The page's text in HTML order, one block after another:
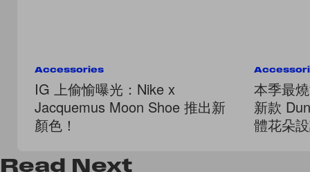
Accessories
IG 上偷愉曝光：Nike x
Jacquemus Moon Shoe 推出新
顏色！
本季最
新款
體花朵
Read Next